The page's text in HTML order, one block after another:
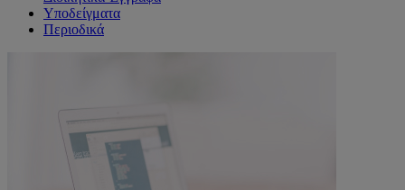
Υποδείγματα
Περιοδικά